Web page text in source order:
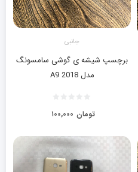
جانبی
برچسپ شیشه ی گوشی سامسونگ
مدل A9 2018
۱۰۰,۰۰۰ تومان